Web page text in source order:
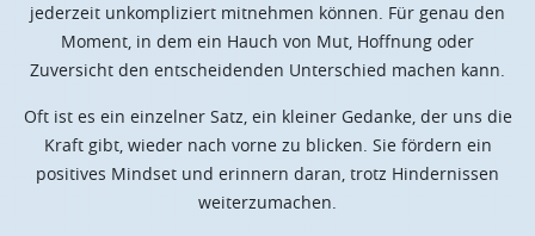
jederzeit unkompliziert mitnehmen können. Für genau den
Moment, in dem ein Hauch von Mut, Hoffnung oder
Zuversicht den entscheidenden Unterschied machen kann.
Oft ist es ein einzelner Satz, ein kleiner Gedanke, der uns die
Kraft gibt, wieder nach vorne zu blicken. Sie fördern ein
positives Mindset und erinnern daran, trotz Hindernissen
weiterzumachen.